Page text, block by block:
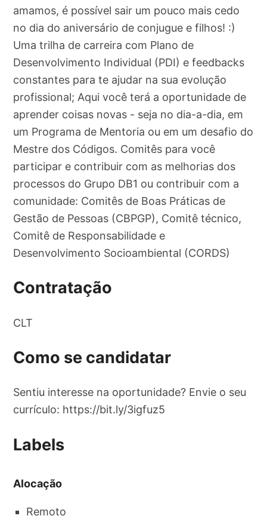
amamos, é possível sair um pouco mais cedo
no dia do aniversário de conjugue e filhos! :)
Uma trilha de carreira com Plano de
Desenvolvimento Individual (PDI) e feedbacks
constantes para te ajudar na sua evolução
profissional; Aqui você terá a oportunidade de
aprender coisas novas - seja no dia-a-dia, em
um Programa de Mentoria ou em um desafio do
Mestre dos Códigos. Comitês para você
participar e contribuir com as melhorias dos
processos do Grupo DB1 ou contribuir com a
comunidade: Comitês de Boas Práticas de
Gestão de Pessoas (CBPGP), Comitê técnico,
Comitê de Responsabilidade e
Desenvolvimento Socioambiental (CORDS)
Contratação
CLT
Como se candidatar
Sentiu interesse na oportunidade? Envie o seu
currículo: https://bit.ly/3igfuz5
Labels
Alocação
Remoto